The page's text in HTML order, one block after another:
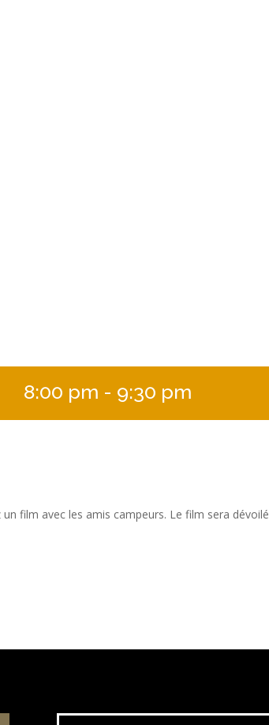
8:00 pm - 9:30 pm
film avec les amis campeurs. Le film sera dévoilé